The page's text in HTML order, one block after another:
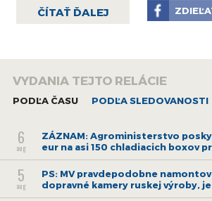
ČÍTAŤ ĎALEJ
VYDANIA TEJTO RELÁCIE
PODĽA ČASU PODĽA SLEDOVANOSTI
6
aug
ZÁZNAM: Agroministerstvo
eur na asi 150 chladiacich boxov
5
aug
PS: MV pravdepodobne
dopravné kamery ruskej výroby,